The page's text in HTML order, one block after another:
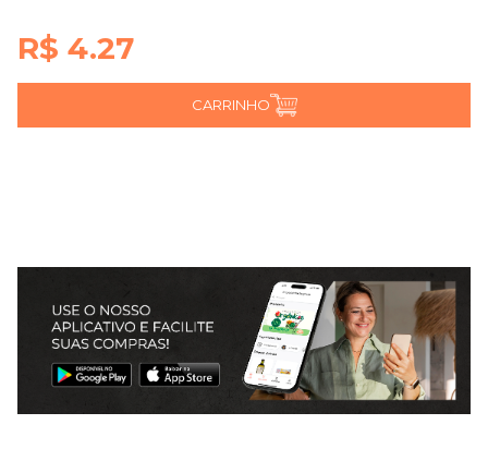
R$ 4.27
CARRINHO